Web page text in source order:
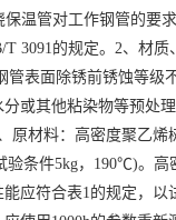
保温管对工作钢管的
T 3091的规定。2、材
管表面除锈前锈蚀等级
或其他粘染物等预处
原材料：高密度聚乙
验条件5kg，190℃)。
应符合表1的规定，